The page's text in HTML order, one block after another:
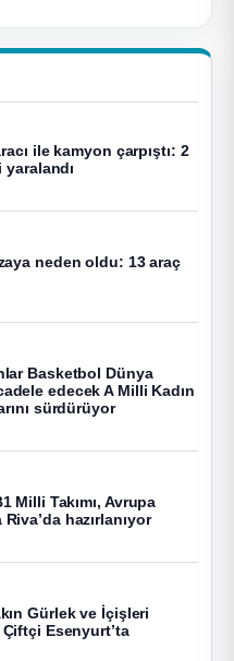
ile kamyon çarpıştı: 2
neden oldu: 13 araç
Basketbol Dünya
edecek A Milli Kadın
sürdürüyor
Milli Takımı, Avrupa
hazırlanıyor
Gürlek ve İçişleri
Çiftçi Esenyurt’ta